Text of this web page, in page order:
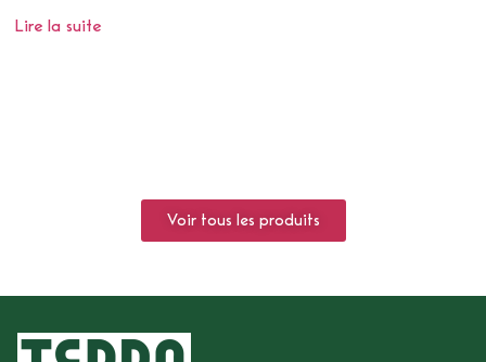
Lire la suite
Voir tous les produits